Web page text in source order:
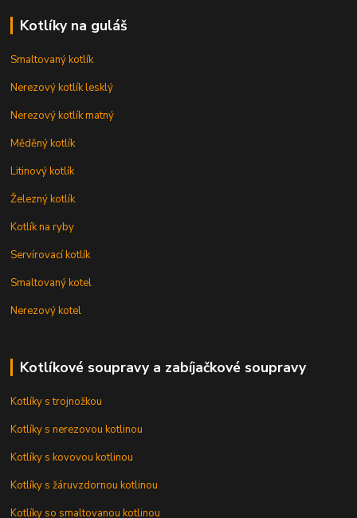
Kotlíky na guláš
Smaltovaný kotlík
Nerezový kotlík lesklý
Nerezový kotlík matný
Měděný kotlík
Litinový kotlík
Železný kotlík
Kotlík na ryby
Servírovací kotlík
Smaltovaný kotel
Nerezový kotel
Kotlíkové soupravy a zabíjačkové soupravy
Kotlíky s trojnožkou
Kotlíky s nerezovou kotlinou
Kotlíky s kovovou kotlinou
Kotlíky s žáruvzdornou kotlinou
Kotlíky so smaltovanou kotlinou